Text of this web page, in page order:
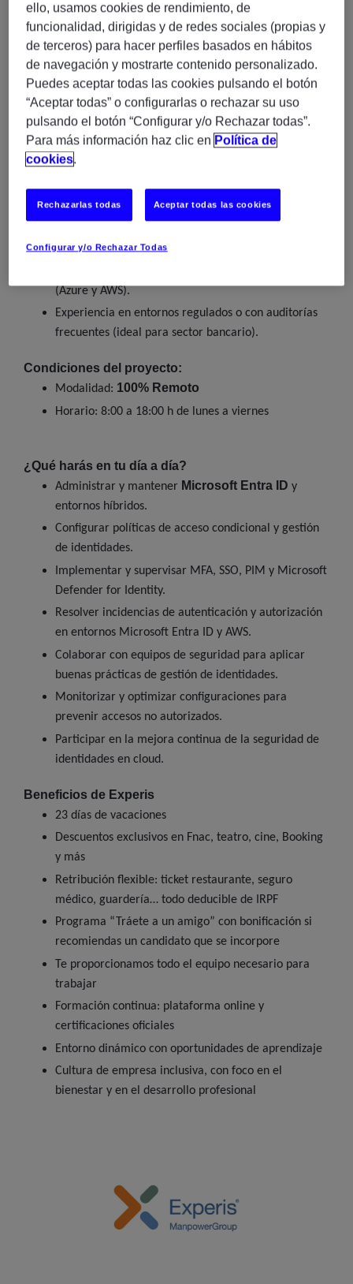
Titulación de Ciclo Formativo de Grado Superior (o
equivalente).
Experiencia demostrable enadministración de
Microsoft Entra ID(Azure Active Directory) yAWS
IAM.
Conocimiento de entornos híbridos y sincronización
de Active Directory con Entra ID.
Dominio de
MFA, SSO, Privileged Identity Management (PIM) y
Microsoft Defender for Identity.
Terraform.
(Azure y AWS).
Experiencia en entornos regulados o con auditorías
frecuentes (ideal para sector bancario).
Condiciones del proyecto:
Modalidad: 100% Remoto
Horario: 8:00 a 18:00 h de lunes a viernes
¿Qué harás en tu día a día?
Administrar y mantener Microsoft Entra ID y
entornos híbridos.
Configurar políticas de acceso condicional y gestión
de identidades.
Implementar y supervisar MFA, SSO, PIM y Microsoft
Defender for Identity.
Resolver incidencias de autenticación y autorización
en entornos Microsoft Entra ID y AWS.
Colaborar con equipos de seguridad para aplicar
buenas prácticas de gestión de identidades.
Monitorizar y optimizar configuraciones para
prevenir accesos no autorizados.
Participar en la mejora continua de la seguridad de
identidades en cloud.
Beneficios de Experis
23 días de vacaciones
Descuentos exclusivos en Fnac, teatro, cine, Booking
y más
Retribución flexible: ticket restaurante, seguro
médico, guardería… todo deducible de IRPF
Programa “Tráete a un amigo” con bonificación si
recomiendas un candidato que se incorpore
Te proporcionamos todo el equipo necesario para
trabajar
Formación continua: plataforma online y
certificaciones oficiales
Entorno dinámico con oportunidades de aprendizaje
Cultura de empresa inclusiva, con foco en el
bienestar y en el desarrollo profesional
ello, usamos cookies de rendimiento, de
funcionalidad, dirigidas y de redes sociales (propias y
de terceros) para hacer perfiles basados en hábitos
de navegación y mostrarte contenido personalizado.
Puedes aceptar todas las cookies pulsando el botón
“Aceptar todas” o configurarlas o rechazar su uso
pulsando el botón “Configurar y/o Rechazar todas”.
Para más información haz clic en Política de
cookies.
Configurar y/o Rechazar Todas
Rechazarlas todas Aceptar todas las cookies